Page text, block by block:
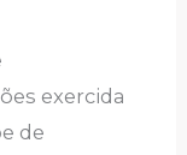
exercida
de